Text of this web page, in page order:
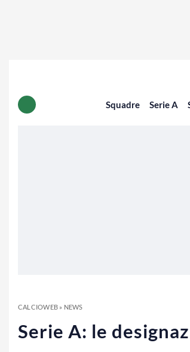
Squadre Serie A
CALCIOWEB» NEWS
Serie A: le